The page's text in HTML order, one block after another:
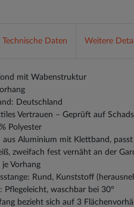
Technische Daten Weitere
mit Wabenstruktur
Deutschland
Vertrauen – Geprüft auf
Polyester
aus Aluminium mit Klettband,
zweifach fest vernäht an der
Vorhang
Rund, Kunststoff
Pflegeleicht, waschbar bei 30°
bezieht sich auf 3